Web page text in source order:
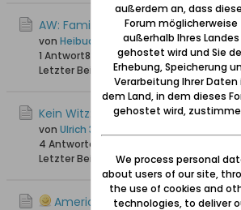
AW: Familienforschung
von Heibuder
1 Antwort8.716 Hits0 Likes
Letzter Beitrag
27.01.2021, 16:59
Kein Witz: Erstes Urinal für Hunde in
von Ulrich 31
4 Antworten
Letzter Beitrag
07.03.2020, 22:11
American Airlines verwechselt
außerdem an, dass
Forum möglicherweise
außerhalb Ihres Landes
gehostet wird und Sie
Erhebung, Speicherung
Verarbeitung Ihrer Daten
dem Land, in dem dieses
gehostet wird,
We process personal
about users of our site,
the use of cookies and
technologies, to deliver